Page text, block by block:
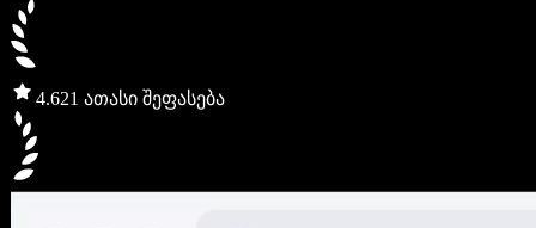
4.621 ათასი შეფასება